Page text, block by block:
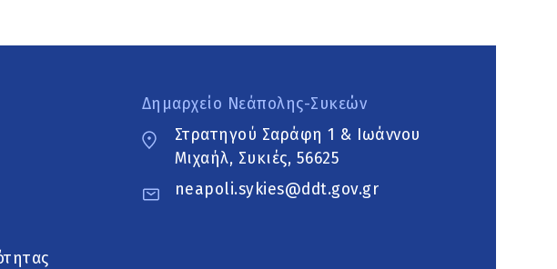
Δημαρχείο Νεάπολης-Συκεών
Στρατηγού Σαράφη 1 & Ιωάννου
Μιχαήλ, Συκιές, 56625
neapoli.sykies@ddt.gov.gr